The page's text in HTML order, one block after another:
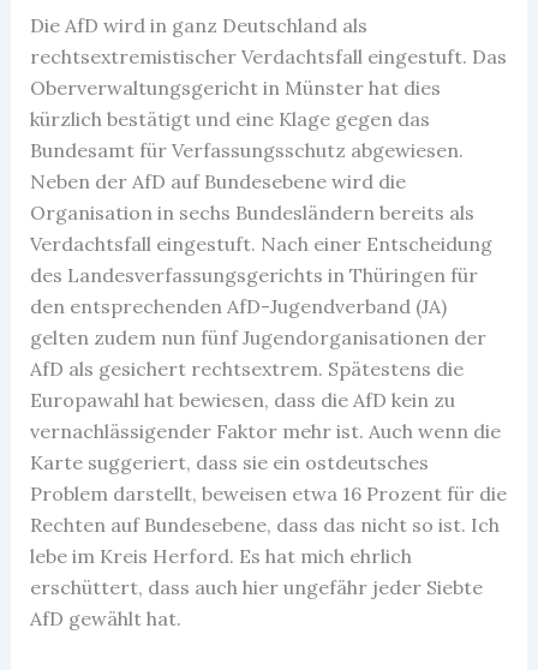
Die AfD wird in ganz Deutschland als
rechtsextremistischer Verdachtsfall eingestuft. Das
Oberverwaltungsgericht in Münster hat dies
kürzlich bestätigt und eine Klage gegen das
Bundesamt für Verfassungsschutz abgewiesen.
Neben der AfD auf Bundesebene wird die
Organisation in sechs Bundesländern bereits als
Verdachtsfall eingestuft. Nach einer Entscheidung
des Landesverfassungsgerichts in Thüringen für
den entsprechenden AfD-Jugendverband (JA)
gelten zudem nun fünf Jugendorganisationen der
AfD als gesichert rechtsextrem. Spätestens die
Europawahl hat bewiesen, dass die AfD kein zu
vernachlässigender Faktor mehr ist. Auch wenn die
Karte suggeriert, dass sie ein ostdeutsches
Problem darstellt, beweisen etwa 16 Prozent für die
Rechten auf Bundesebene, dass das nicht so ist. Ich
lebe im Kreis Herford. Es hat mich ehrlich
erschüttert, dass auch hier ungefähr jeder Siebte
AfD gewählt hat.